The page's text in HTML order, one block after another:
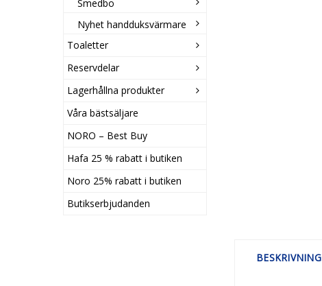
Smedbo
Nyhet handduksvärmare
Toaletter
Reservdelar
Lagerhållna produkter
Våra bästsäljare
NORO – Best Buy
Hafa 25 % rabatt i butiken
Noro 25% rabatt i butiken
Butikserbjudanden
BESKRIVNING